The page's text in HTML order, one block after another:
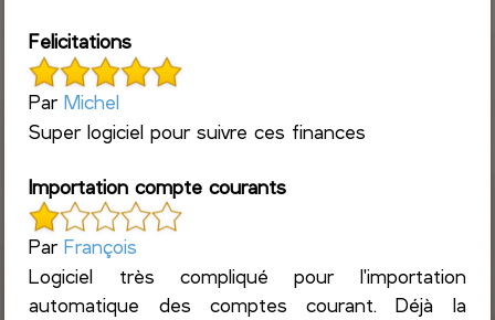
Felicitations
ParMichel
Super logiciel pour suivre ces finances
Importation compte courants
ParFrançois
Logiciel très compliqué pour l'importation
automatique des comptes courant. Déjà la